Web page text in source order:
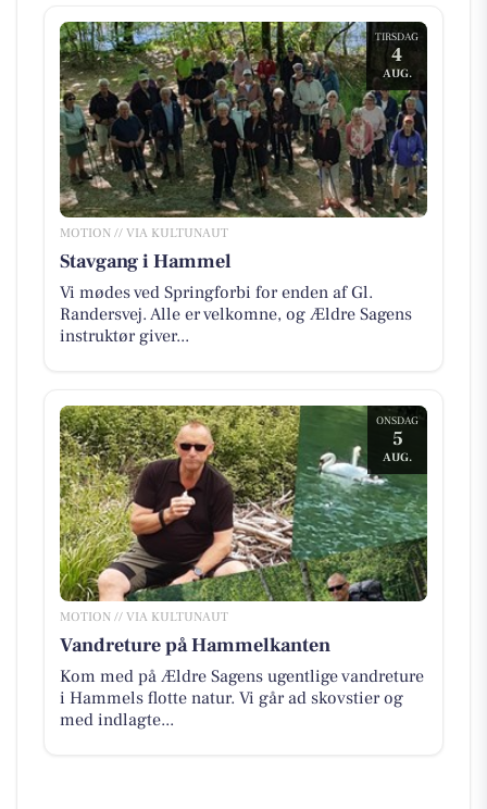
TIRSDAG
4
AUG.
MOTION // VIA KULTUNAUT
Stavgang i Hammel
Vi mødes ved Springforbi for enden af Gl.
Randersvej. Alle er velkomne, og Ældre Sagens
instruktør giver...
ONSDAG
5
AUG.
MOTION // VIA KULTUNAUT
Vandreture på Hammelkanten
Kom med på Ældre Sagens ugentlige vandreture
i Hammels flotte natur. Vi går ad skovstier og
med indlagte...